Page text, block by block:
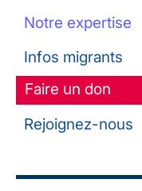
Notre expertise
Infos migrants
Faire un don
Rejoignez-nous